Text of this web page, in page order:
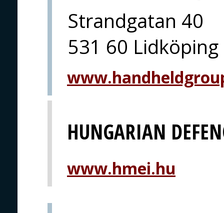
Strandgatan 40
531 60 Lidköping
HUNGARIAN
www.hmei.hu